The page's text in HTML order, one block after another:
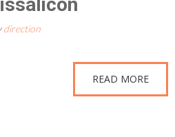
direction
READ MORE